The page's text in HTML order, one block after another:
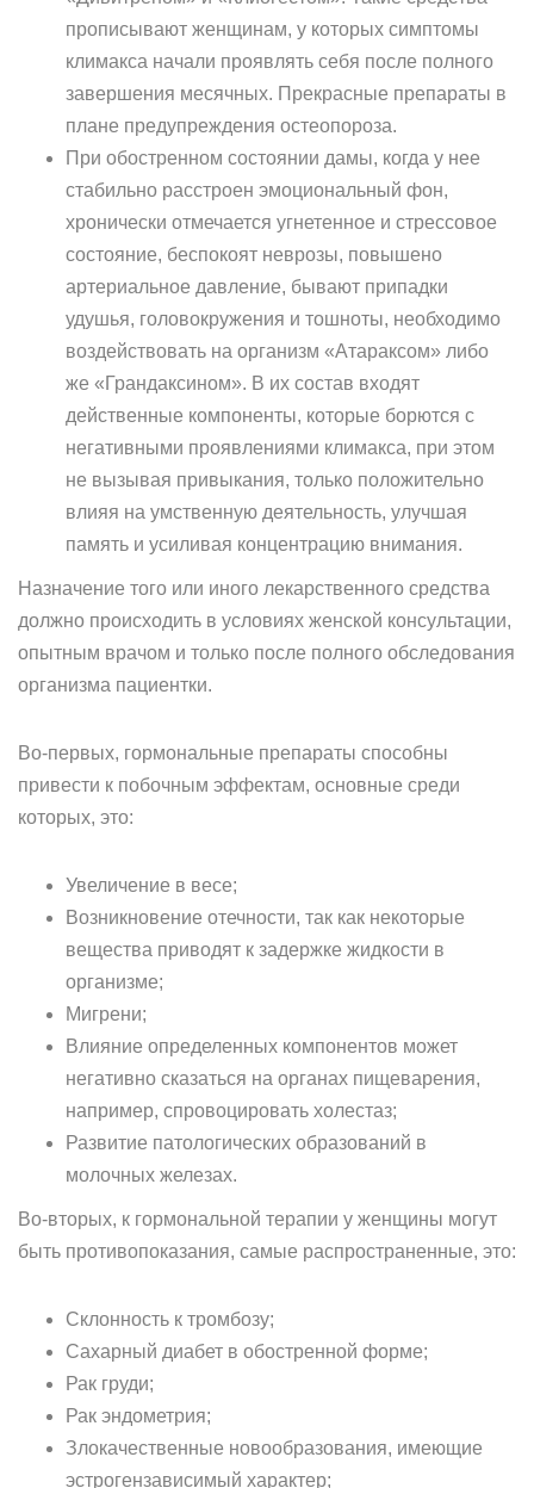
прописывают женщинам, у которых симптомы
климакса начали проявлять себя после полного
завершения месячных. Прекрасные препараты в
плане предупреждения остеопороза.
При обостренном состоянии дамы, когда у нее
стабильно расстроен эмоциональный фон,
хронически отмечается угнетенное и стрессовое
состояние, беспокоят неврозы, повышено
артериальное давление, бывают припадки
удушья, головокружения и тошноты, необходимо
воздействовать на организм «Атараксом» либо
же «Грандаксином». В их состав входят
действенные компоненты, которые борются с
негативными проявлениями климакса, при этом
не вызывая привыкания, только положительно
влияя на умственную деятельность, улучшая
память и усиливая концентрацию внимания.
Назначение того или иного лекарственного средства
должно происходить в условиях женской консультации,
опытным врачом и только после полного обследования
организма пациентки.
Во-первых, гормональные препараты способны
привести к побочным эффектам, основные среди
которых, это:
Увеличение в весе;
Возникновение отечности, так как некоторые
вещества приводят к задержке жидкости в
организме;
Мигрени;
Влияние определенных компонентов может
негативно сказаться на органах пищеварения,
например, спровоцировать холестаз;
Развитие патологических образований в
молочных железах.
Во-вторых, к гормональной терапии у женщины могут
быть противопоказания, самые распространенные, это:
Склонность к тромбозу;
Сахарный диабет в обостренной форме;
Рак груди;
Рак эндометрия;
Злокачественные новообразования, имеющие
эстрогензависимый характер;